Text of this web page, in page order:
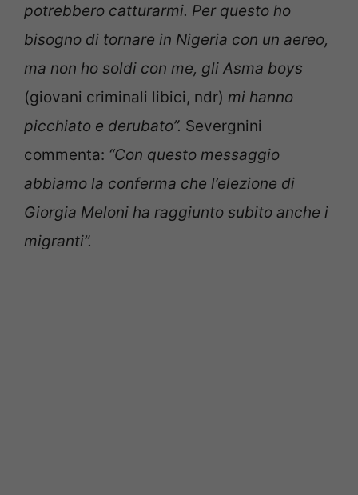
potrebbero catturarmi. Per questo ho
bisogno di tornare in Nigeria con un aereo,
ma non ho soldi con me, gli Asma boys
(giovani criminali libici, ndr) mi hanno
picchiato e derubato”. Severgnini
commenta: “Con questo messaggio
abbiamo la conferma che l’elezione di
Giorgia Meloni ha raggiunto subito anche i
migranti”.